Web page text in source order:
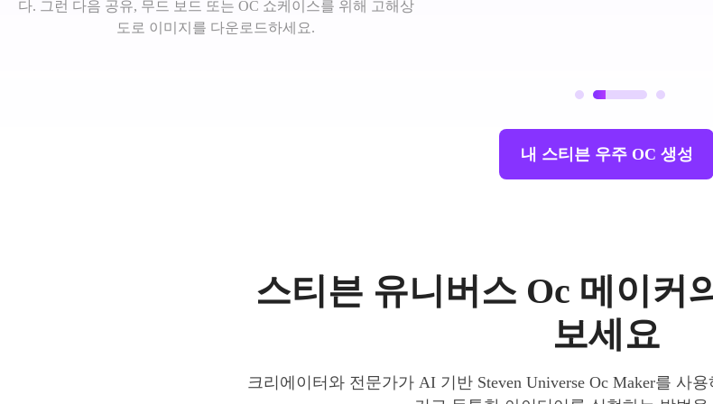
다. 그런 다음 공유, 무드 보드 또는 OC 쇼케이스를 위해 고해상
도로 이미지를 다운로드하세요.
내 스티븐 우주 OC 생성
스티븐 유니버스 Oc 메이커
보세요
크리에이터와 전문가가 AI 기반 Steven Universe Oc Maker를 사